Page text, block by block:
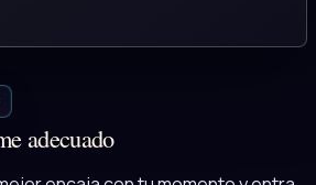
adecuado